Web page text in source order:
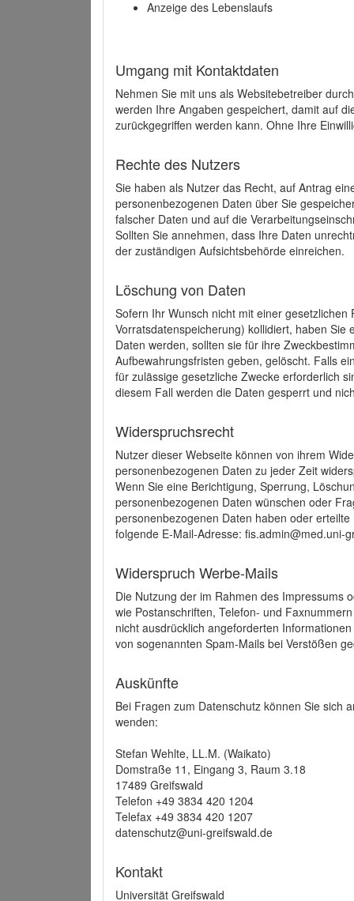
Anzeige des Lebenslaufs
Umgang mit Kontaktdaten
Nehmen Sie mit uns als Websitebetreiber
werden Ihre Angaben gespeichert, damit auf
zurückgegriffen werden kann. Ohne Ihre
Rechte des Nutzers
Sie haben als Nutzer das Recht, auf Antrag
personenbezogenen Daten über Sie
falscher Daten und auf die
Sollten Sie annehmen, dass Ihre Daten
der zuständigen Aufsichtsbehörde einreichen.
Löschung von Daten
Sofern Ihr Wunsch nicht mit einer
Vorratsdatenspeicherung) kollidiert, haben
Daten werden, sollten sie für ihre
Aufbewahrungsfristen geben, gelöscht. Falls
für zulässige gesetzliche Zwecke erforderlich
diesem Fall werden die Daten gesperrt und
Widerspruchsrecht
Nutzer dieser Webseite können von ihrem
personenbezogenen Daten zu jeder Zeit
Wenn Sie eine Berichtigung, Sperrung,
personenbezogenen Daten wünschen oder
personenbezogenen Daten haben oder
folgende E-Mail-Adresse: fis.admin@med.uni-
Widerspruch Werbe-Mails
Die Nutzung der im Rahmen des Impressums
wie Postanschriften, Telefon- und
nicht ausdrücklich angeforderten
von sogenannten Spam-Mails bei Verstößen
Auskünfte
Bei Fragen zum Datenschutz können Sie sich
wenden:
Stefan Wehlte, LL.M. (Waikato)
Domstraße 11, Eingang 3, Raum 3.18
17489 Greifswald
Telefon +49 3834 420 1204
Telefax +49 3834 420 1207
datenschutz@uni-greifswald.de
Kontakt
Universität Greifswald